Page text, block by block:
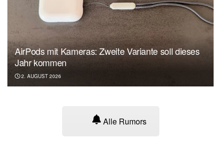
AirPods mit Kameras: Zweite Variante soll dieses
Jahr kommen
2. AUGUST 2026
Alle Rumors